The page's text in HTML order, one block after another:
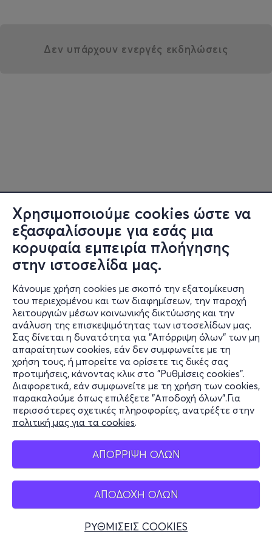
Χρησιμοποιούμε cookies ώστε να
εξασφαλίσουμε για εσάς μια
κορυφαία εμπειρία πλοήγησης
στην ιστοσελίδα μας.
Κάνουμε χρήση cookies με σκοπό την εξατομίκευση
του περιεχομένου και των διαφημίσεων, την παροχή
λειτουργιών μέσων κοινωνικής δικτύωσης και την
ανάλυση της επισκεψιμότητας των ιστοσελίδων μας.
Σας δίνεται η δυνατότητα για "Απόρριψη όλων" των μη
απαραίτητων cookies, εάν δεν συμφωνείτε με τη
χρήση τους, ή μπορείτε να ορίσετε τις δικές σας
προτιμήσεις, κάνοντας κλικ στο "Ρυθμίσεις cookies".
Διαφορετικά, εάν συμφωνείτε με τη χρήση των cookies,
παρακαλούμε όπως επιλέξετε "Αποδοχή όλων".Για
περισσότερες σχετικές πληροφορίες, ανατρέξτε στην
πολιτική μας για τα cookies.
ΑΠΟΡΡΙΨΗ ΟΛΩΝ
ΑΠΟΔΟΧΗ ΟΛΩΝ
ΡΥΘΜΙΣΕΙΣ COOKIES
Δεν υπάρχουν ενεργές εκδηλώσεις